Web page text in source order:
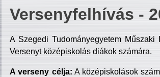
Versenyfelhívás -
A Szegedi Tudományegyetem
Versenyt középiskolás diákok számára.
A verseny célja: A középiskolások